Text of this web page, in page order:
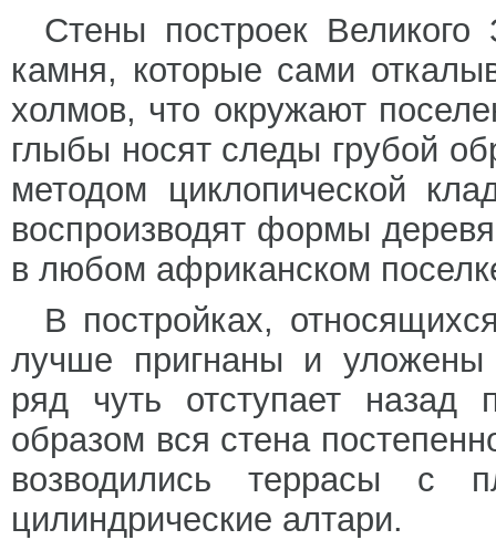
Стены построек
камня, которые сами
холмов, что окружают
глыбы носят следы грубой
методом циклопической
воспроизводят формы
в любом африканском
В постройках,
лучше пригнаны и уложены
ряд чуть отступает
образом вся стена
возводились террасы с
цилиндрические алтари.